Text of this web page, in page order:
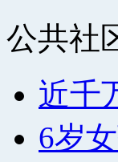
公共社
近千
6岁